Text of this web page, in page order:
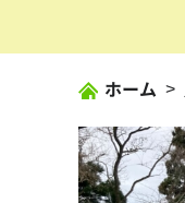
ホーム